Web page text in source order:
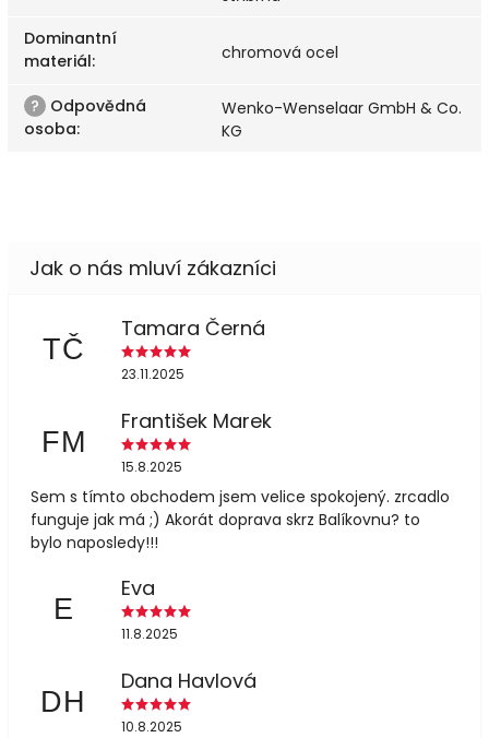
Dominantní
materiál: chromová ocel
? Odpovědná
osoba:
Wenko-Wenselaar GmbH & Co.
KG
TČ
Tamara Černá
23.11.2025
FM
František Marek
15.8.2025
Sem s tímto obchodem jsem velice spokojený. zrcadlo
funguje jak má ;) Akorát doprava skrz Balíkovnu? to
bylo naposledy!!!
E
Eva
11.8.2025
DH
Dana Havlová
10.8.2025